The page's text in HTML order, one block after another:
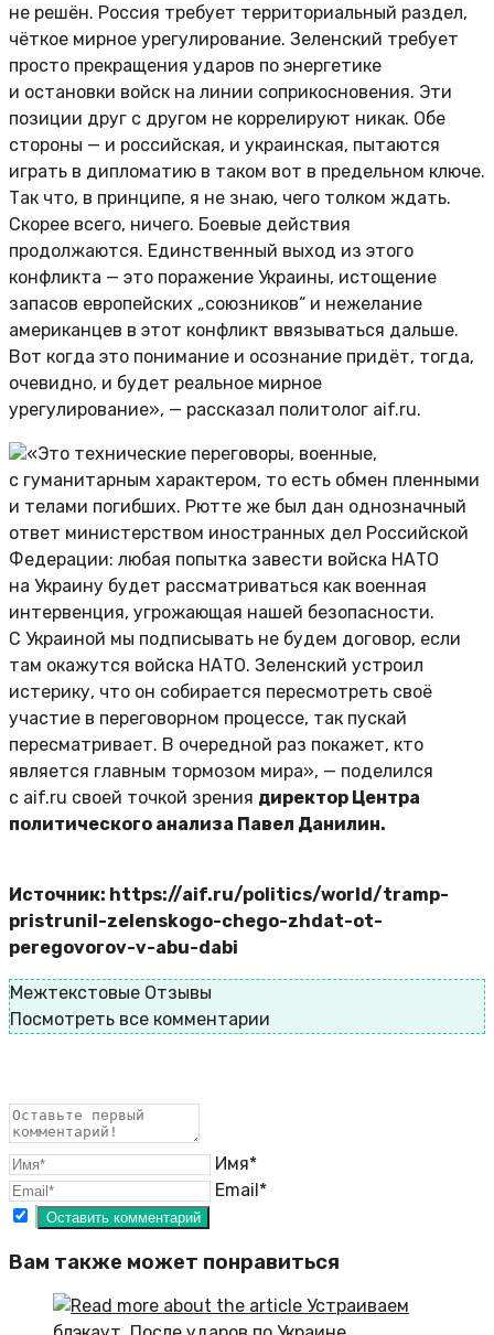
не решён. Россия требует территориальный раздел,
чёткое мирное урегулирование. Зеленский требует
просто прекращения ударов по энергетике
и остановки войск на линии соприкосновения. Эти
позиции друг с другом не коррелируют никак. Обе
стороны — и российская, и украинская, пытаются
играть в дипломатию в таком вот в предельном ключе.
Так что, в принципе, я не знаю, чего толком ждать.
Скорее всего, ничего. Боевые действия
продолжаются. Единственный выход из этого
конфликта — это поражение Украины, истощение
запасов европейских „союзников“ и нежелание
американцев в этот конфликт ввязываться дальше.
Вот когда это понимание и осознание придёт, тогда,
очевидно, и будет реальное мирное
урегулирование», — рассказал политолог aif.ru.
«Это технические переговоры, военные,
с гуманитарным характером, то есть обмен пленными
и телами погибших. Рютте же был дан однозначный
ответ министерством иностранных дел Российской
Федерации: любая попытка завести войска НАТО
на Украину будет рассматриваться как военная
интервенция, угрожающая нашей безопасности.
С Украиной мы подписывать не будем договор, если
там окажутся войска НАТО. Зеленский устроил
истерику, что он собирается пересмотреть своё
участие в переговорном процессе, так пускай
пересматривает. В очередной раз покажет, кто
является главным тормозом мира», — поделился
с aif.ru своей точкой зрения директор Центра
политического анализа Павел Данилин.
Источник: https://aif.ru/politics/world/tramp-
pristrunil-zelenskogo-chego-zhdat-ot-
peregovorov-v-abu-dabi
Межтекстовые Отзывы
Посмотреть все комментарии
Имя*
Email*
Вам также может понравиться